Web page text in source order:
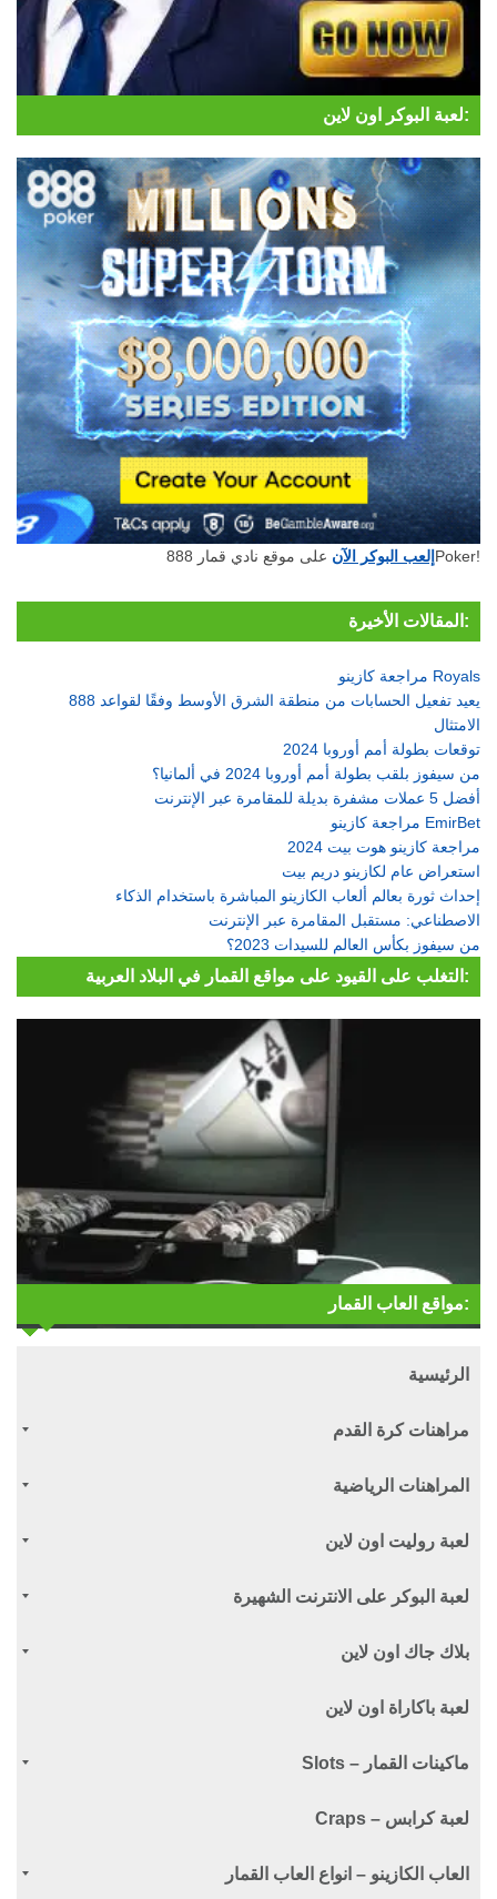
لعبة البوكر اون لاين:
إلعب البوكر الآن على موقع نادي قمار 888Poker!
المقالات الأخيرة:
مراجعة كازينو Royals
888 يعيد تفعيل الحسابات من منطقة الشرق الأوسط وفقًا لقواعد
الامتثال
توقعات بطولة أمم أوروبا 2024
من سيفوز بلقب بطولة أمم أوروبا 2024 في ألمانيا؟
أفضل 5 عملات مشفرة بديلة للمقامرة عبر الإنترنت
مراجعة كازينو EmirBet
مراجعة كازينو هوت بيت 2024
استعراض عام لكازينو دريم بيت
إحداث ثورة بعالم ألعاب الكازينو المباشرة باستخدام الذكاء
الاصطناعي: مستقبل المقامرة عبر الإنترنت
من سيفوز بكأس العالم للسيدات 2023؟
التغلب على القيود على مواقع القمار في البلاد العربية:
مواقع العاب القمار:
الرئيسية
مراهنات كرة القدم
المراهنات الرياضية
لعبة روليت اون لاين
لعبة البوكر على الانترنت الشهيرة
بلاك جاك اون لاين
لعبة باكاراة اون لاين
ماكينات القمار – Slots
لعبة كرابس – Craps
العاب الكازينو – انواع العاب القمار